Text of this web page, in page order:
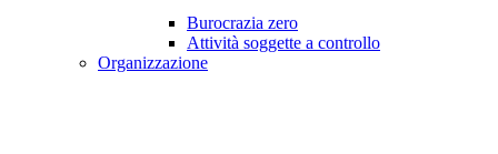
Burocrazia zero
Attività soggette a controllo
Organizzazione